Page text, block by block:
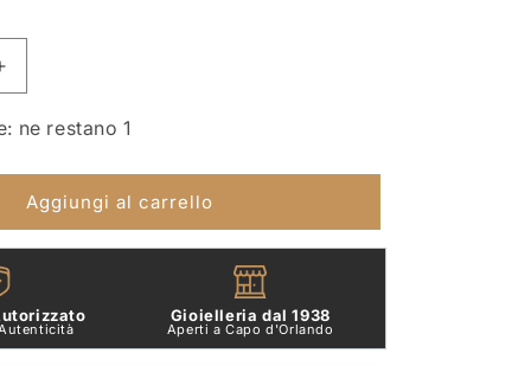
Aumenta
Bianco18
ne restano 1
Aggiungi al carrello
Gioielleria dal 1938
Aperti a Capo d'Orlando